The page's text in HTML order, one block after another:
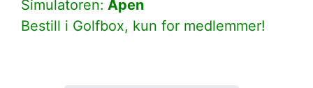
Simulatoren: Åpen
Bestill i Golfbox, kun for medlemmer!